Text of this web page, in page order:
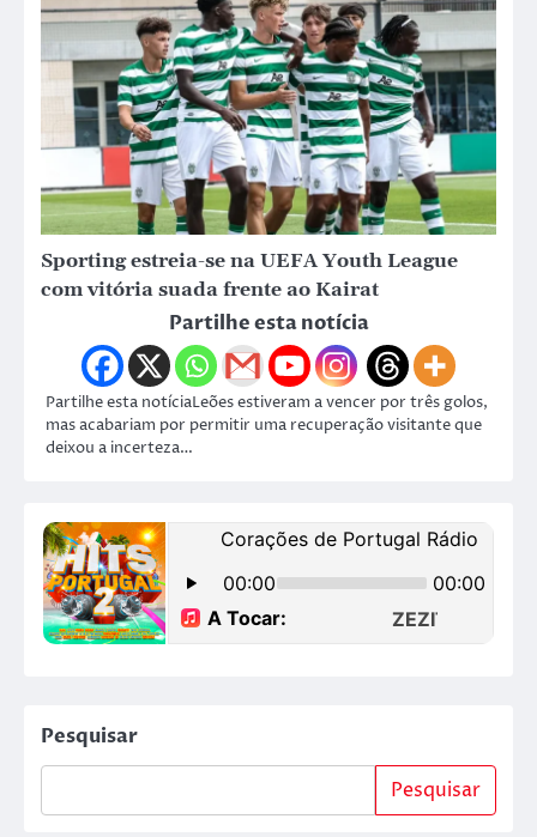
Sporting estreia-se na UEFA Youth League
com vitória suada frente ao Kairat
Partilhe esta notícia
Partilhe esta notíciaLeões estiveram a vencer por três golos,
mas acabariam por permitir uma recuperação visitante que
deixou a incerteza…
Pesquisar
Pesquisar